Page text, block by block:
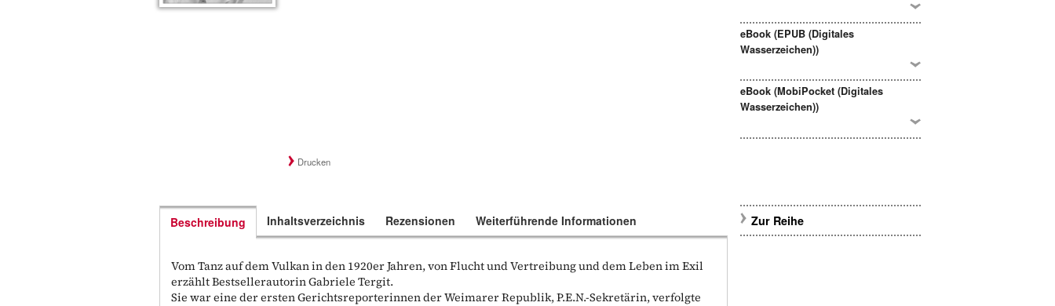
eBook (EPUB (Digitales
Wasserzeichen))
eBook (MobiPocket (Digitales
Wasserzeichen))
Drucken
Beschreibung
Vom Tanz auf dem Vulkan in den 1920er Jahren, von Flucht und Vertreibung und dem Leben im Exil
erzählt Bestsellerautorin Gabriele Tergit.
Sie war eine der ersten Gerichtsreporterinnen der Weimarer Republik, P.E.N.-Sekretärin, verfolgte
Inhaltsverzeichnis Rezensionen Weiterführende Informationen Zur Reihe